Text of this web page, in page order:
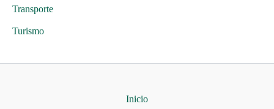
Transporte
Turismo
Inicio